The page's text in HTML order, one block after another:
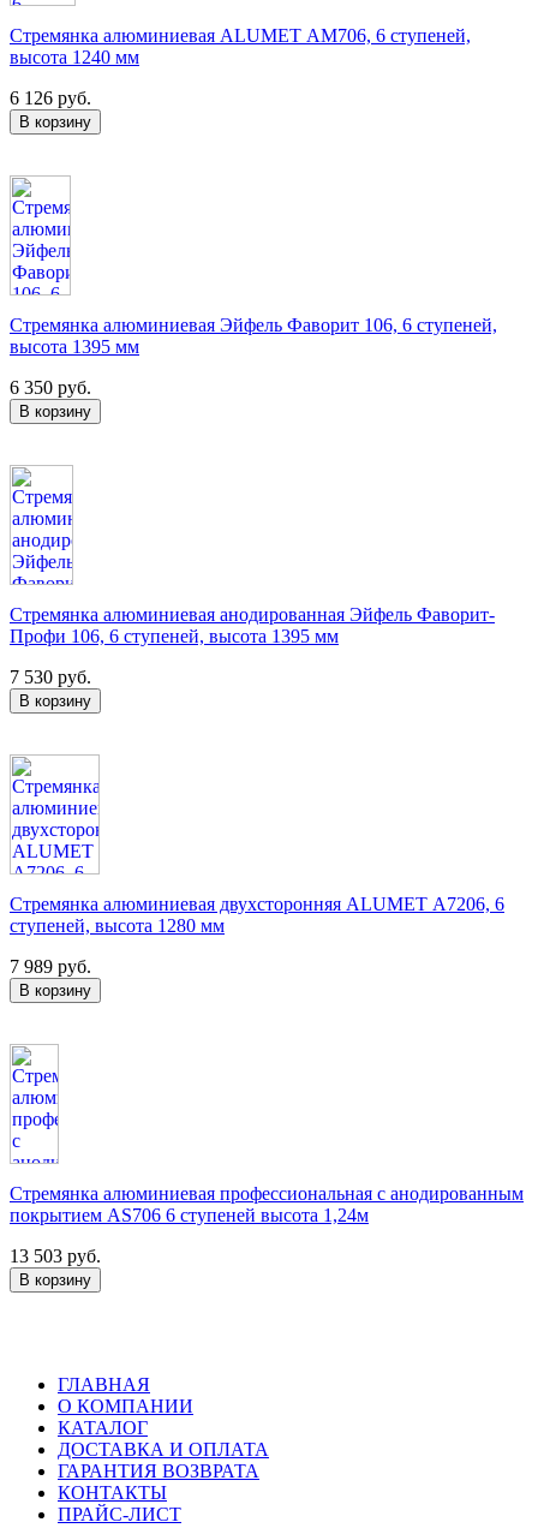
Стремянка алюминиевая ALUMET АМ706, 6 ступеней,
высота 1240 мм
6 126 руб.
Стремянка алюминиевая Эйфель Фаворит 106, 6 ступеней,
высота 1395 мм
6 350 руб.
Стремянка алюминиевая анодированная Эйфель Фаворит-
Профи 106, 6 ступеней, высота 1395 мм
7 530 руб.
Стремянка алюминиевая двухсторонняя ALUMET А7206, 6
ступеней, высота 1280 мм
7 989 руб.
Стремянка алюминиевая профессиональная с анодированным
покрытием AS706 6 ступеней высота 1,24м
13 503 руб.
ГЛАВНАЯ
О КОМПАНИИ
КАТАЛОГ
ДОСТАВКА И ОПЛАТА
ГАРАНТИЯ ВОЗВРАТА
КОНТАКТЫ
ПРАЙС-ЛИСТ